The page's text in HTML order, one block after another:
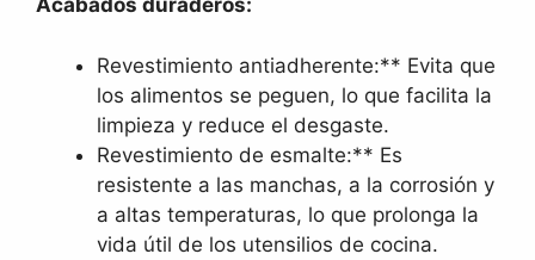
Acabados duraderos:
Revestimiento antiadherente:** Evita que
los alimentos se peguen, lo que facilita la
limpieza y reduce el desgaste.
Revestimiento de esmalte:** Es
resistente a las manchas, a la corrosión y
a altas temperaturas, lo que prolonga la
vida útil de los utensilios de cocina.